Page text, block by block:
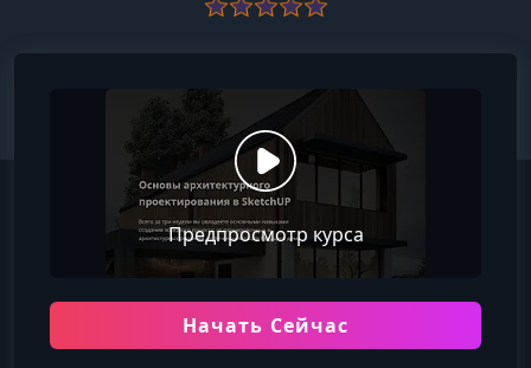
Предпросмотр курса
Начать Сейчас